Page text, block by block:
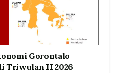
Gorontalo
Triwulan II 2026